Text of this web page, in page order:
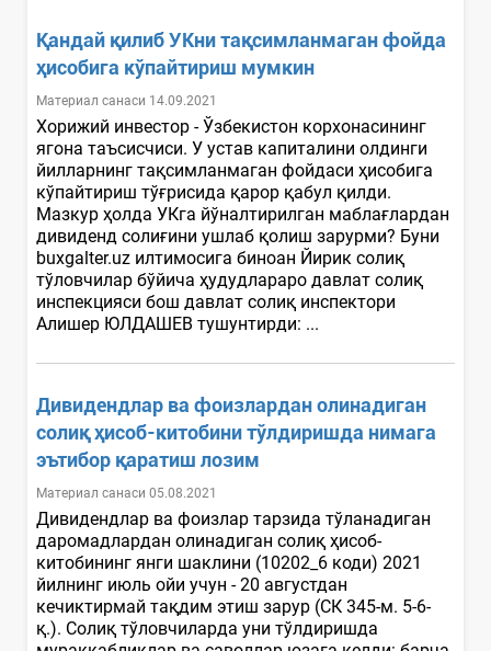
Қандай қилиб УКни тақсимланмаган фойда
ҳисобига кўпайтириш мумкин
Материал санаси 14.09.2021
Хорижий инвестор - Ўзбекистон корхонасининг
ягона таъсисчиси. У устав капиталини олдинги
йилларнинг тақсимланмаган фойдаси ҳисобига
кўпайтириш тўғрисида қарор қабул қилди.
Мазкур ҳолда УКга йўналтирилган маблағлардан
дивиденд солиғини ушлаб қолиш зарурми? Буни
buxgalter.uz илтимосига биноан Йирик солиқ
тўловчилар бўйича ҳудудлараро давлат солиқ
инспекцияси бош давлат солиқ инспектори
Алишер ЮЛДАШЕВ тушунтирди: ...
Дивидендлар ва фоизлардан олинадиган
солиқ ҳисоб-китобини тўлдиришда нимага
эътибор қаратиш лозим
Материал санаси 05.08.2021
Дивидендлар ва фоизлар тарзида тўланадиган
даромадлардан олинадиган солиқ ҳисоб-
китобининг янги шаклини (10202_6 коди) 2021
йилнинг июль ойи учун - 20 августдан
кечиктирмай тақдим этиш зарур (СК 345-м. 5-6-
қ.). Солиқ тўловчиларда уни тўлдиришда